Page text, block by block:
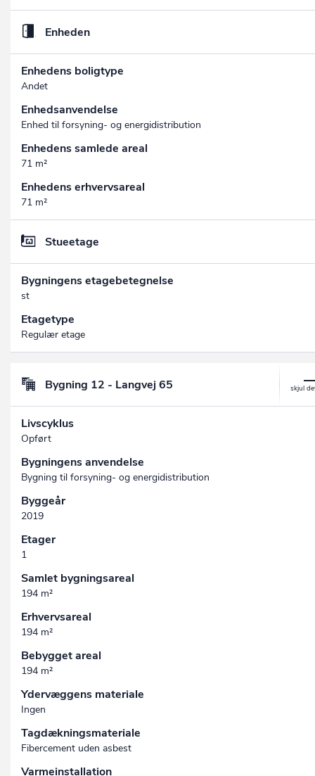
Enheden
Enhedens boligtype
Andet
Enhedsanvendelse
Enhed til forsyning- og energidistribution
Enhedens samlede areal
71 m²
Enhedens erhvervsareal
71 m²
Stueetage
Bygningens etagebetegnelse
st
Etagetype
Regulær etage
Bygning 12 - Langvej 65
Livscyklus
Opført
Bygningens anvendelse
Bygning til forsyning- og energidistribution
Byggeår
2019
Etager
1
Samlet bygningsareal
194 m²
Erhvervsareal
194 m²
Bebygget areal
194 m²
Ydervæggens materiale
Ingen
Tagdækningsmateriale
Fibercement uden asbest
Varmeinstallation